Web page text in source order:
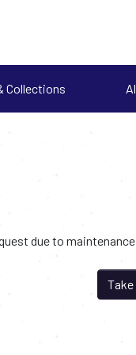
Collections
due to